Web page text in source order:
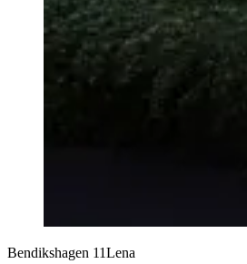
Bendikshagen 11Lena